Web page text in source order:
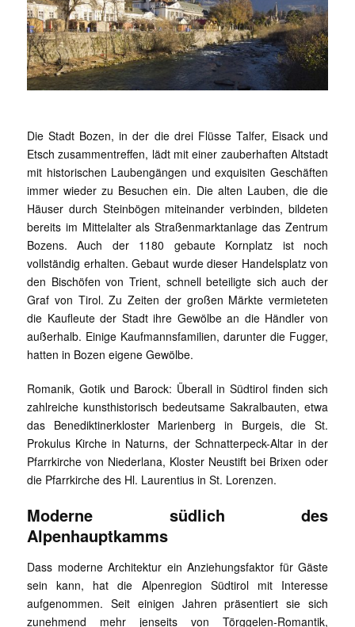
Die Stadt Bozen, in der die drei Flüsse Talfer, Eisack und
Etsch zusammentreffen, lädt mit einer zauberhaften Altstadt
mit historischen Laubengängen und exquisiten Geschäften
immer wieder zu Besuchen ein. Die alten Lauben, die die
Häuser durch Steinbögen miteinander verbinden, bildeten
bereits im Mittelalter als Straßenmarktanlage das Zentrum
Bozens. Auch der 1180 gebaute Kornplatz ist noch
vollständig erhalten. Gebaut wurde dieser Handelsplatz von
den Bischöfen von Trient, schnell beteiligte sich auch der
Graf von Tirol. Zu Zeiten der großen Märkte vermieteten
die Kaufleute der Stadt ihre Gewölbe an die Händler von
außerhalb. Einige Kaufmannsfamilien, darunter die Fugger,
hatten in Bozen eigene Gewölbe.
Romanik, Gotik und Barock: Überall in Südtirol finden sich
zahlreiche kunsthistorisch bedeutsame Sakralbauten, etwa
das Benediktinerkloster Marienberg in Burgeis, die St.
Prokulus Kirche in Naturns, der Schnatterpeck-Altar in der
Pfarrkirche von Niederlana, Kloster Neustift bei Brixen oder
die Pfarrkirche des Hl. Laurentius in St. Lorenzen.
Moderne südlich des
Alpenhauptkamms
Dass moderne Architektur ein Anziehungsfaktor für Gäste
sein kann, hat die Alpenregion Südtirol mit Interesse
aufgenommen. Seit einigen Jahren präsentiert sie sich
zunehmend mehr jenseits von Törggelen-Romantik,